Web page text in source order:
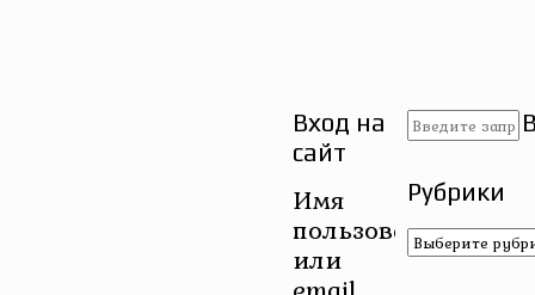
Вход на
сайт
Имя
пользователя
или
Рубрики
Рубрики